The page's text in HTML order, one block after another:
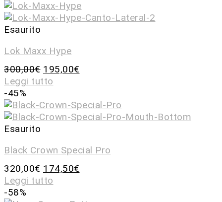
Esaurito
Lok Maxx Hype
300,00€ 195,00€
Leggi tutto
-45%
Esaurito
Black Crown Special Pro
320,00€ 174,50€
Leggi tutto
-58%